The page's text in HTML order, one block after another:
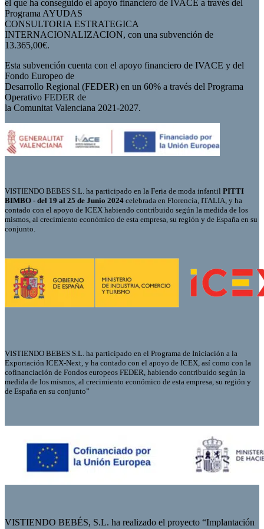
el que ha conseguido el apoyo financiero de IVACE a través del
Programa AYUDAS
CONSULTORIA ESTRATEGICA
INTERNACIONALIZACION, con una subvención de
13.365,00€.
Esta subvención cuenta con el apoyo financiero de IVACE y del
Fondo Europeo de
Desarrollo Regional (FEDER) en un 60% a través del Programa
Operativo FEDER de
la Comunitat Valenciana 2021-2027.
VISTIENDO BEBES S.L. ha participado en la Feria de moda infantil PITTI
BIMBO - del 19 al 25 de Junio 2024 celebrada en Florencia, ITALIA, y ha
contado con el apoyo de ICEX habiendo contribuido según la medida de los
mismos, al crecimiento económico de esta empresa, su región y de España en su
conjunto.
VISTIENDO BEBES S.L. ha participado en el Programa de Iniciación a la
Exportación ICEX-Next, y ha contado con el apoyo de ICEX, así como con la
cofinanciación de Fondos europeos FEDER, habiendo contribuido según la
medida de los mismos, al crecimiento económico de esta empresa, su región y
de España en su conjunto”
VISTIENDO BEBÉS, S.L. ha realizado el proyecto “Implantación